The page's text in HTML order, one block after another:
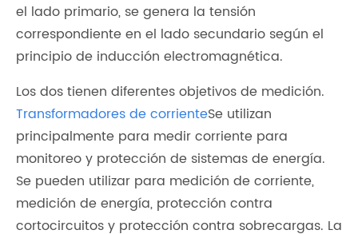
el lado primario, se genera la tensión
correspondiente en el lado secundario según el
principio de inducción electromagnética.
Los dos tienen diferentes objetivos de medición.
Transformadores de corrienteSe utilizan
principalmente para medir corriente para
monitoreo y protección de sistemas de energía.
Se pueden utilizar para medición de corriente,
medición de energía, protección contra
cortocircuitos y protección contra sobrecargas. La